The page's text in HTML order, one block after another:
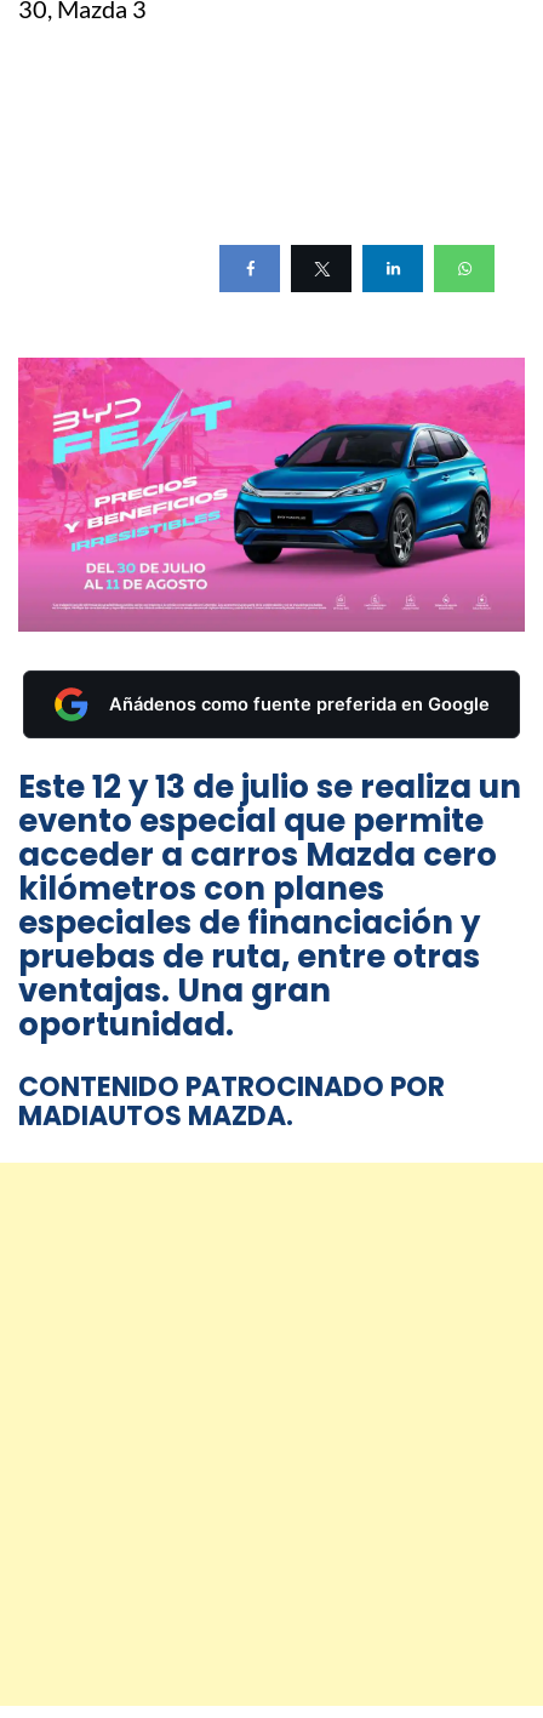
Añádenos como fuente preferida en Google
Este 12 y 13 de julio se realiza un
evento especial que permite
acceder a carros Mazda cero
kilómetros con planes
especiales de financiación y
pruebas de ruta, entre otras
ventajas. Una gran
oportunidad.
CONTENIDO PATROCINADO POR
MADIAUTOS MAZDA.